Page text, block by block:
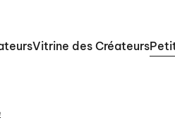
Vitrine des Créateurs